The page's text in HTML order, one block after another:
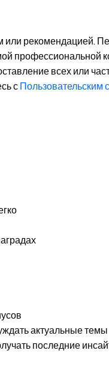
рекомендацией.
профессиональной
всех или
с Пользовательским
актуальные темы
последние